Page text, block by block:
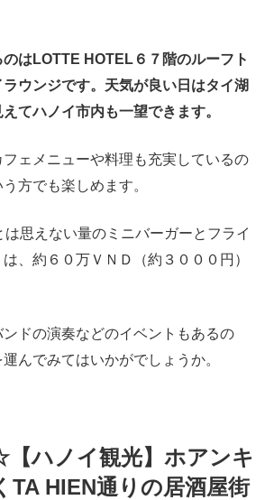
はLOTTE HOTEL６７階のルーフト
ウンジです。天気が良い日はタイ湖
てハノイ市内も一望できます。
フェメニューや料理も充実しているの
方でも楽しめます。
は思えない量のミニバーガーとフライ
、約６０万ＶＮＤ（約３０００円）
ンドの演奏などのイベントもあるの
んでみてはいかがでしょうか。
ハノイ観光】ホアンキ
TA HIEN通りの居酒屋街